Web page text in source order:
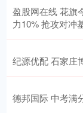
盈股网在线 花旗
力10% 抢攻对冲
纪源优配 石家
德邦国际 中考满